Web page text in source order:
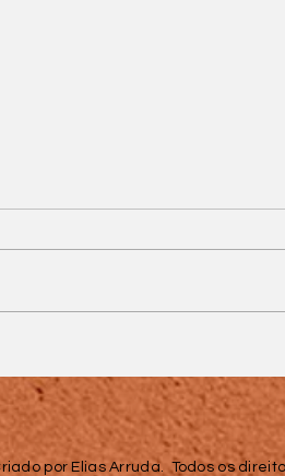
sarampo
agosto
por Elias Arruda. Todos os